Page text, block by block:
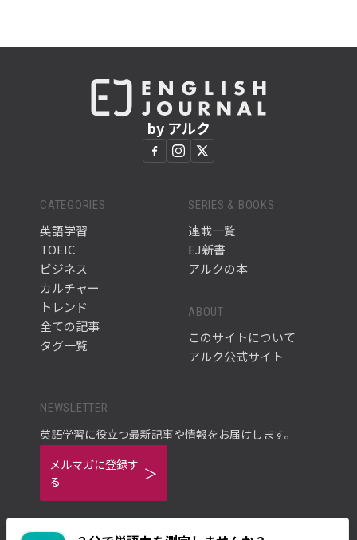
by アルク
CATEGORIES
英語学習
TOEIC
ビジネス
カルチャー
トレンド
全ての記事
タグ一覧
SERIES & BOOKS
連載一覧
EJ新書
アルクの本
ABOUT
このサイトについて
アルク公式サイト
NEWSLETTER
英語学習に役立つ最新記事や情報をお届けします。
メルマガに登録す
る